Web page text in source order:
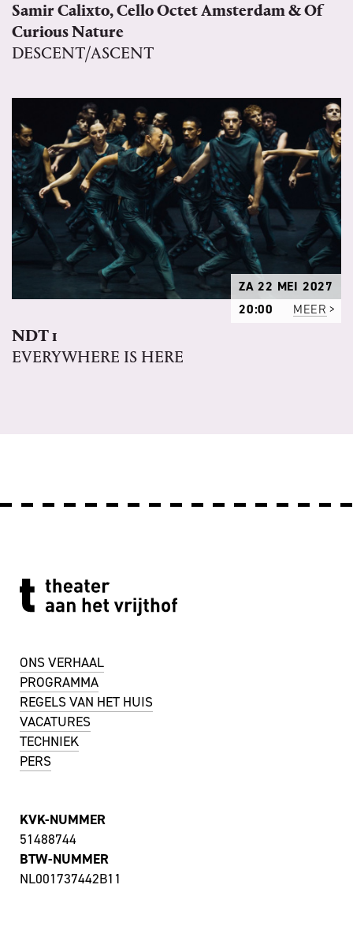
Samir Calixto, Cello Octet Amsterdam & Of
Curious Nature
DESCENT/ASCENT
ZA 22 MEI 2027
20:00
MEER
NDT 1
EVERYWHERE IS HERE
ONS VERHAAL
PROGRAMMA
REGELS VAN HET HUIS
VACATURES
TECHNIEK
PERS
KVK-NUMMER
51488744
BTW-NUMMER
NL001737442B11